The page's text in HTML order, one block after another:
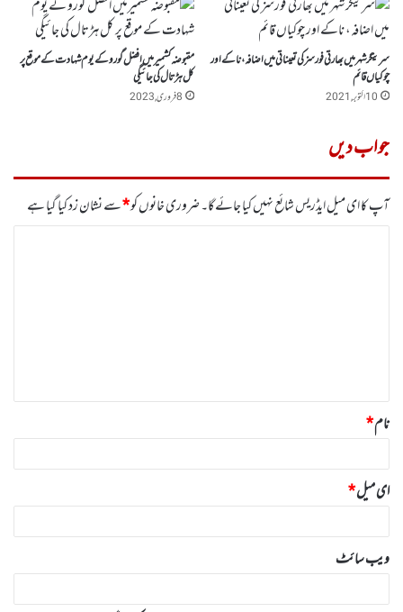
سرینگر شہر میں بھارتی فورسز کی تعیناتی میں اضافہ، ناکے اور
چوکیاں قائم
10 اکتوبر, 2021
مقبوضہ کشمیرمیں افضل گورو کے یوم شہادت کے موقع پر
کل ہڑتال کی جائیگی
8 فروری, 2023
جواب دیں
آپ کا ای میل ایڈریس شائع نہیں کیا جائے گا۔ضروری خانوں کو*سے نشان زد کیا گیا ہے
نام*
ای میل*
ویب‌ سائٹ